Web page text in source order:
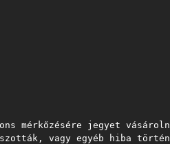
mérkőzésére jegyet
vagy egyéb hiba